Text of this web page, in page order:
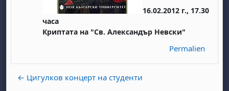
16.02.2012 г., 17.30
часа
Криптата на "Св. Александър Невски"
Permalien
← Цигулков концерт на студенти